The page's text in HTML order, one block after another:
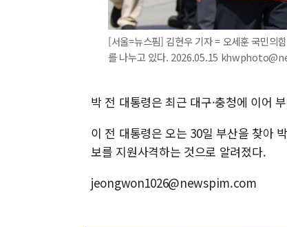
[서울=뉴스핌] 김현우 기자 = 오세훈 국민의
를 나누고 있다. 2026.05.15
박 전 대통령은 최근 대구·충청에 이어
이 전 대통령은 오는 30일 부산을 찾아
보를 지원사격하는 것으로 알려졌다.
jeongwon1026@newspim.com